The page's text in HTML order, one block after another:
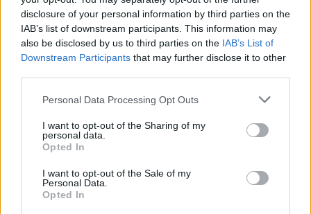
disclosure of your personal information by third parties on the
IAB’s list of downstream participants. This information may
also be disclosed by us to third parties on the IAB’s List of
Downstream Participants that may further disclose it to other
Please note that this website/app uses one or more Google
not limited to your visit or usage behaviour. You may click to
grant or deny consent to Google and its third-party tags to
use your data for below specified purposes in below Google
consent section.
Personal Data Processing Opt Outs
I want to opt-out of the Sharing of my
personal data.
Opted In
I want to opt-out of the Sale of my
Personal Data.
Opted In